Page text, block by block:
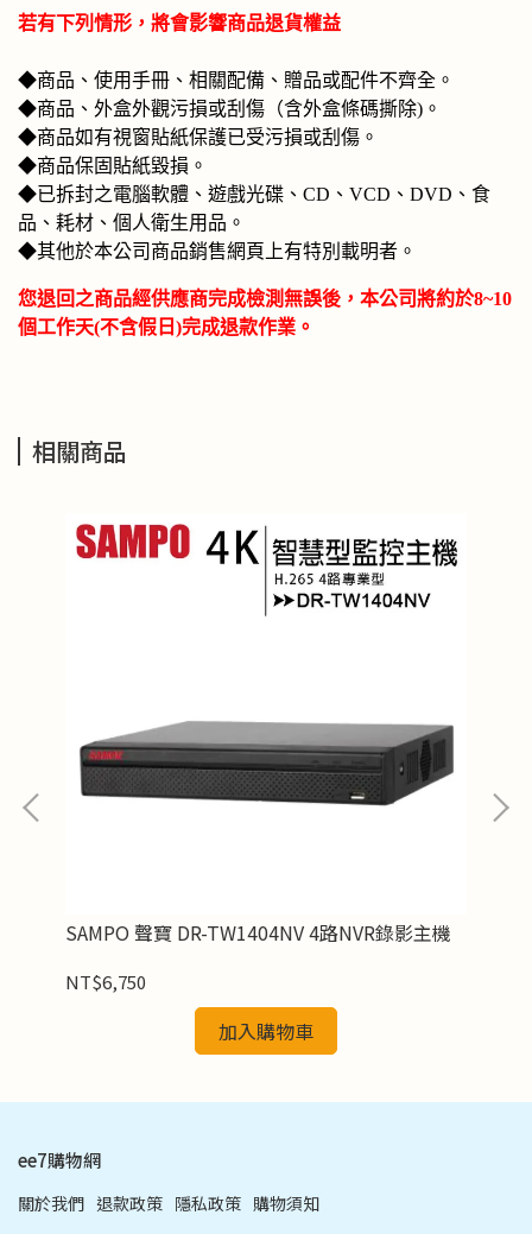
若有下列情形，將會影響商品退貨權益
◆商品、使用手冊、相關配備、贈品或配件不齊全。
◆商品、外盒外觀污損或刮傷（含外盒條碼撕除)。
◆商品如有視窗貼紙保護已受污損或刮傷。
◆商品保固貼紙毀損。
◆已拆封之電腦軟體、遊戲光碟、CD、VCD、DVD、食
品、耗材、個人衛生用品。
◆其他於本公司商品銷售網頁上有特別載明者。
您退回之商品經供應商完成檢測無誤後，本公司將約於8~10
個工作天(不含假日)完成退款作業。
相關商品
SAMPO 聲寶 DR-TW1404NV 4路NVR錄影主機
NT$6,750
加入購物車
ee7購物網
關於我們 退款政策 隱私政策 購物須知